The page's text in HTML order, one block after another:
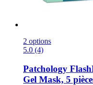
2 options
5.0 (4)
Patchology
Gel Mask, 5